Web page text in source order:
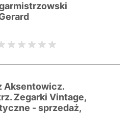
Aksentowicz.
Zegarki Vintage,
- sprzedaż,